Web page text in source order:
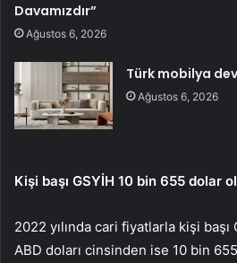
Davamızdır”
Ağustos 6, 2026
Türk mobilya
Ağustos 6, 2026
Kişi başı GSYİH 10 bin 655 dolar
2022 yılında cari fiyatlarla kişi
ABD doları cinsinden ise 10 bin